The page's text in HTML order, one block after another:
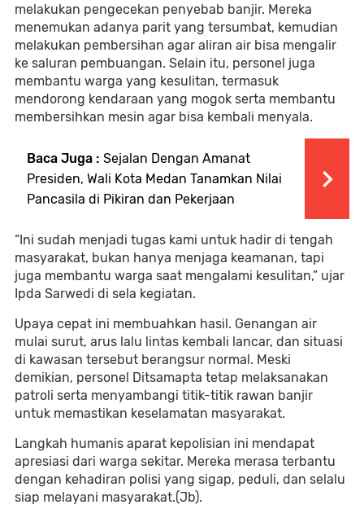
melakukan pengecekan penyebab banjir. Mereka
menemukan adanya parit yang tersumbat, kemudian
melakukan pembersihan agar aliran air bisa mengalir
ke saluran pembuangan. Selain itu, personel juga
membantu warga yang kesulitan, termasuk
mendorong kendaraan yang mogok serta membantu
membersihkan mesin agar bisa kembali menyala.
Baca Juga : Sejalan Dengan Amanat
Presiden, Wali Kota Medan Tanamkan Nilai
Pancasila di Pikiran dan Pekerjaan
“Ini sudah menjadi tugas kami untuk hadir di tengah
masyarakat, bukan hanya menjaga keamanan, tapi
juga membantu warga saat mengalami kesulitan,” ujar
Ipda Sarwedi di sela kegiatan.
Upaya cepat ini membuahkan hasil. Genangan air
mulai surut, arus lalu lintas kembali lancar, dan situasi
di kawasan tersebut berangsur normal. Meski
demikian, personel Ditsamapta tetap melaksanakan
patroli serta menyambangi titik-titik rawan banjir
untuk memastikan keselamatan masyarakat.
Langkah humanis aparat kepolisian ini mendapat
apresiasi dari warga sekitar. Mereka merasa terbantu
dengan kehadiran polisi yang sigap, peduli, dan selalu
siap melayani masyarakat.(Jb).